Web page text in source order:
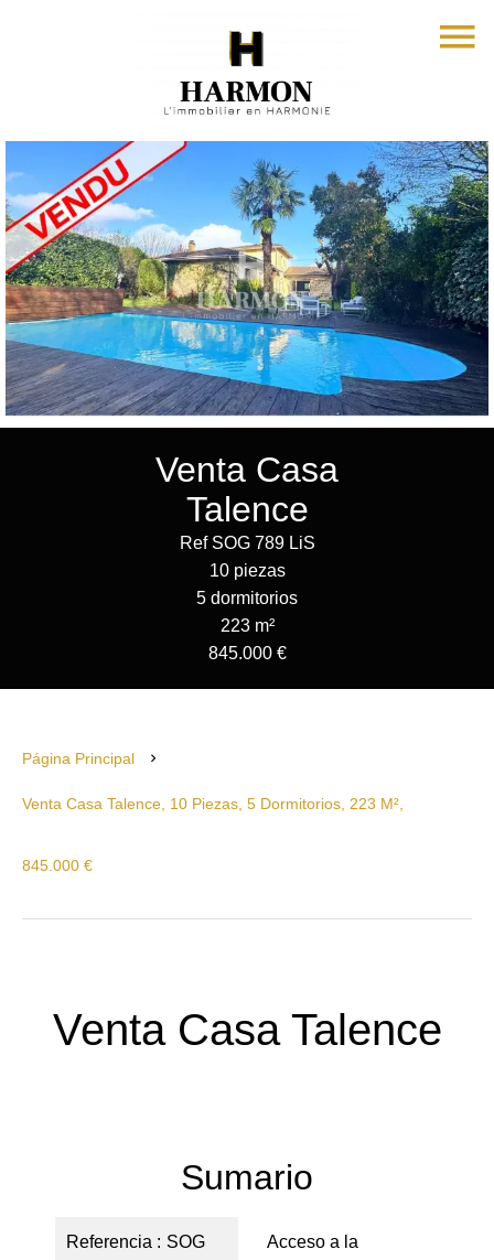
Venta Casa
Talence
Ref SOG 789 LiS
10 piezas
5 dormitorios
223 m²
845.000 €
Página Principal
Venta Casa Talence, 10 Piezas, 5 Dormitorios, 223 M²,
845.000 €
Venta Casa Talence
Sumario
Referencia
SOG
Acceso a la